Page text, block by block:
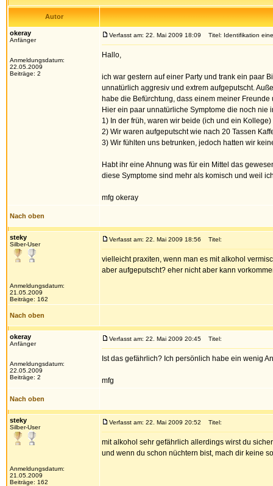
Autor
okeray
Anfänger
Anmeldungsdatum:
22.05.2009
Beiträge: 2
Verfasst am: 22. Mai 2009 18:09 Titel: Identifikation
Hallo,
ich war gestern auf einer Party und trank ein paar
unnatürlich aggresiv und extrem aufgeputscht.
habe die Befürchtung, dass einem meiner
Hier ein paar unnatürliche Symptome die noch
1) In der früh, waren wir beide (ich und ein
2) Wir waren aufgeputscht wie nach 20 Tassen
3) Wir fühlten uns betrunken, jedoch hatten wir
Habt ihr eine Ahnung was für ein Mittel das
diese Symptome sind mehr als komisch und weil
mfg okeray
Nach oben
steky
Silber-User
Anmeldungsdatum:
21.05.2009
Beiträge: 162
Verfasst am: 22. Mai 2009 18:56 Titel:
vielleicht praxiten, wenn man es mit alkohol
aber aufgeputscht? eher nicht aber kann
Nach oben
okeray
Anfänger
Anmeldungsdatum:
22.05.2009
Beiträge: 2
Verfasst am: 22. Mai 2009 20:45 Titel:
Ist das gefährlich? Ich persönlich habe ein wenig
mfg
Nach oben
steky
Silber-User
Anmeldungsdatum:
21.05.2009
Beiträge: 162
Verfasst am: 22. Mai 2009 20:52 Titel:
mit alkohol sehr gefährlich allerdings wirst du
und wenn du schon nüchtern bist, mach dir keine